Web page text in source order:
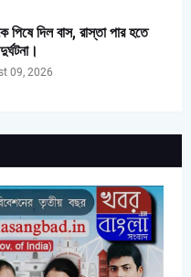
পিষে দিল বাস, রাস্তা পার হতে
09, 2026